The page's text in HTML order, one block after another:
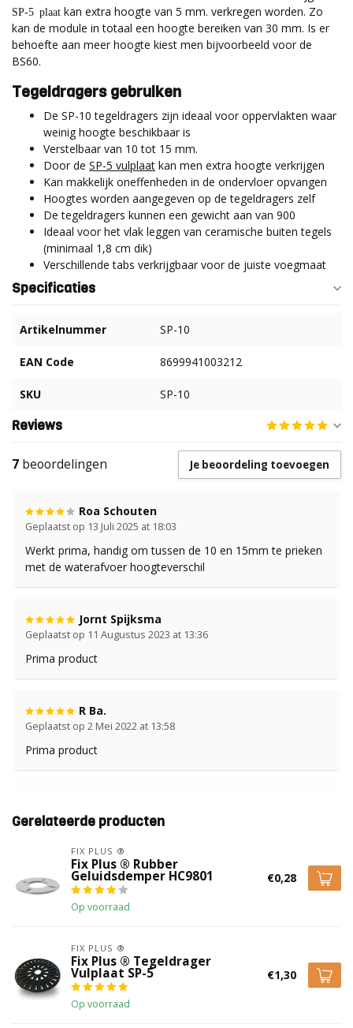
SP-5 plaat kan extra hoogte van 5 mm. verkregen worden. Zo
kan de module in totaal een hoogte bereiken van 30 mm. Is er
behoefte aan meer hoogte kiest men bijvoorbeeld voor de
BS60.
Tegeldragers gebruiken
De SP-10 tegeldragers zijn ideaal voor oppervlakten waar
weinig hoogte beschikbaar is
Verstelbaar van 10 tot 15 mm.
Door de SP-5 vulplaat kan men extra hoogte verkrijgen
Kan makkelijk oneffenheden in de ondervloer opvangen
Hoogtes worden aangegeven op de tegeldragers zelf
De tegeldragers kunnen een gewicht aan van 900
Ideaal voor het vlak leggen van ceramische buiten tegels
(minimaal 1,8 cm dik)
Verschillende tabs verkrijgbaar voor de juiste voegmaat
Specificaties
Artikelnummer SP-10
EAN Code 8699941003212
SKU SP-10
Reviews
7 beoordelingen Je beoordeling toevoegen
Roa Schouten
Geplaatst op 13 Juli 2025 at 18:03
Werkt prima, handig om tussen de 10 en 15mm te prieken
met de waterafvoer hoogteverschil
Jornt Spijksma
Geplaatst op 11 Augustus 2023 at 13:36
Prima product
R Ba.
Geplaatst op 2 Mei 2022 at 13:58
Prima product
Geplaatst op 1 Februari 2022 at 17:12
nodig en dit product voldeed hieraan. Terrastegels liggen er
prima bij op mijn balkon.
Geplaatst op 10 Juli 2020 at 16:12
Perfecte tegeldragers en prima in hoogte te verstellen.Ik
ben er erg tevreden mee.
Gerelateerde producten
FIX PLUS ®
Fix Plus ® Rubber
Geluidsdemper HC9801
Op voorraad
€0,28
FIX PLUS ®
Fix Plus ® Tegeldrager
Vulplaat SP-5
Op voorraad
€1,30